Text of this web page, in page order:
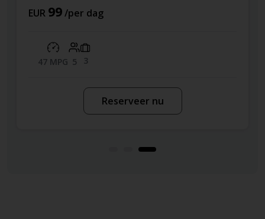
EUR 99/per dag
47 MPG 5 3
Reserveer nu